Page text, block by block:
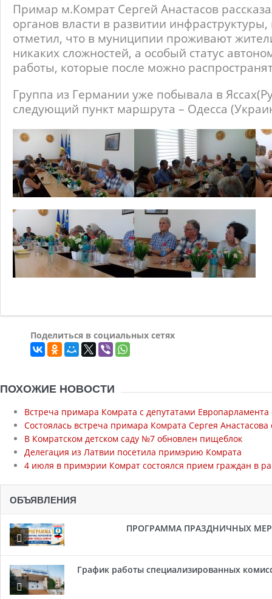
Примар м.Комрат Сергей Анастасов
органов власти в развитии
отметил, что в муниципии проживают
никаких сложностей, а особый статус
работы, которые после можно
Группа из Германии уже побывала в
следующий пункт маршрута – Одесса
Поделиться в социальных сетях
ПОХОЖИЕ НОВОСТИ
Встреча примара Комрата с депутатами Европарламента
Состоялась встреча примара Комрата Сергея
В Комратском детском саду №7 обновлен пищеблок
Делегация из Латвии посетила примэрию Комрата
4 июля в примэрии Комрат состоялся прием граждан в
ОБЪЯВЛЕНИЯ
ПРОГРАММА ПРАЗДНИЧНЫХ
График работы специализированных